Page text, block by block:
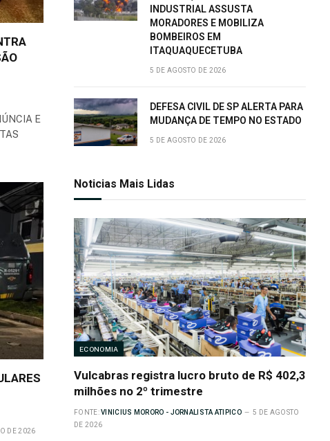
E
DE 2026
INDUSTRIAL ASSUSTA
MORADORES E MOBILIZA
BOMBEIROS EM
ITAQUAQUECETUBA
5 DE AGOSTO DE 2026
DEFESA CIVIL DE SP ALERTA PARA
MUDANÇA DE TEMPO NO ESTADO
5 DE AGOSTO DE 2026
Noticias Mais Lidas
ECONOMIA
Vulcabras registra lucro bruto de R$ 402,3
milhões no 2º trimestre
FONTE: VINICIUS MORORO - JORNALISTA ATIPICO
5 DE AGOSTO
DE 2026